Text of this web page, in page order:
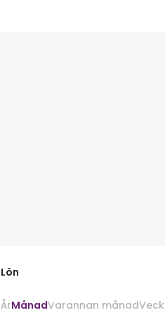
Lön
ÅrMånadVarannan månad